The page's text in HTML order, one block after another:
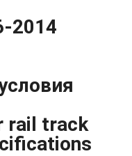
2014
rail track